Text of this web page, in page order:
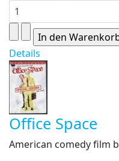
Details
Office Space
American comedy film